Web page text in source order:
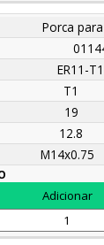
Porca
ER11-T1
T1
19
12.8
M14x0.75